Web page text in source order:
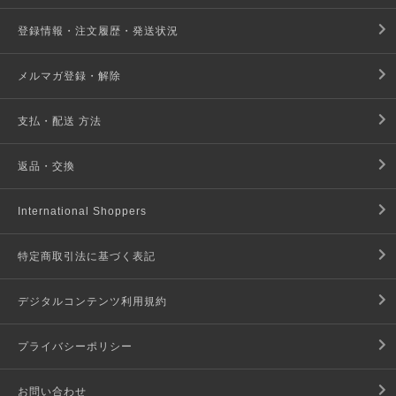
登録情報・注文履歴・発送状況
メルマガ登録・解除
支払・配送 方法
返品・交換
International Shoppers
特定商取引法に基づく表記
デジタルコンテンツ利用規約
プライバシーポリシー
お問い合わせ